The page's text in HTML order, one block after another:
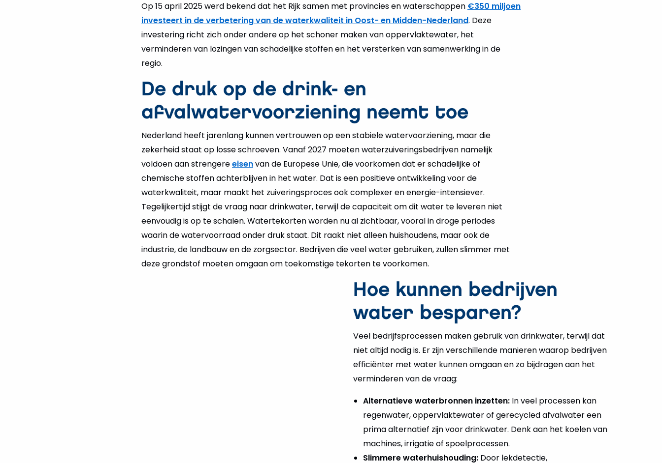
Op 15 april 2025 werd bekend dat het Rijk samen met provincies en waterschappen €350 miljoen
investeert in de verbetering van de waterkwaliteit in Oost- en Midden-Nederland. Deze
investering richt zich onder andere op het schoner maken van oppervlaktewater, het
verminderen van lozingen van schadelijke stoffen en het versterken van samenwerking in de
regio.
De druk op de drink- en
afvalwatervoorziening neemt toe
Nederland heeft jarenlang kunnen vertrouwen op een stabiele watervoorziening, maar die
zekerheid staat op losse schroeven. Vanaf 2027 moeten waterzuiveringsbedrijven namelijk
voldoen aan strengereeisenvan de Europese Unie, die voorkomen dat er schadelijke of
chemische stoffen achterblijven in het water. Dat is een positieve ontwikkeling voor de
waterkwaliteit, maar maakt het zuiveringsproces ook complexer en energie-intensiever.
Tegelijkertijd stijgt de vraag naar drinkwater, terwijl de capaciteit om dit water te leveren niet
eenvoudig is op te schalen. Watertekorten worden nu al zichtbaar, vooral in droge periodes
waarin de watervoorraad onder druk staat. Dit raakt niet alleen huishoudens, maar ook de
industrie, de landbouw en de zorgsector. Bedrijven die veel water gebruiken, zullen slimmer met
deze grondstof moeten omgaan om toekomstige tekorten te voorkomen.
Hoe kunnen bedrijven
water besparen?
Veel bedrijfsprocessen maken gebruik van drinkwater, terwijl dat
niet altijd nodig is. Er zijn verschillende manieren waarop bedrijven
efficiënter met water kunnen omgaan en zo bijdragen aan het
verminderen van de vraag:
Alternatieve waterbronnen inzetten: In veel processen kan
regenwater, oppervlaktewater of gerecycled afvalwater een
prima alternatief zijn voor drinkwater. Denk aan het koelen van
machines, irrigatie of spoelprocessen.
Slimmere waterhuishouding: Door lekdetectie,